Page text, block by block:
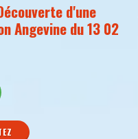
d'une
Angevine du 13 02